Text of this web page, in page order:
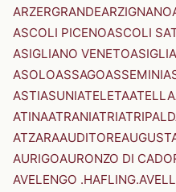
ARZERGRANDEARZIGNANO
ASCOLI PICENOASCOLI
ASIGLIANO VENETO
ASOLOASSAGOASSEMINI
ASTIASUNIATELETAATELLA
ATINAATRANIATRI
ATZARAAUDITORE
AURIGOAURONZO DI
AVELENGO .HAFLING.